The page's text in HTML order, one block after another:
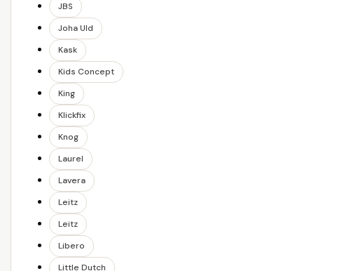
JBS
Joha Uld
Kask
Kids Concept
King
Klickfix
Knog
Laurel
Lavera
Leitz
Leitz
Libero
Little Dutch